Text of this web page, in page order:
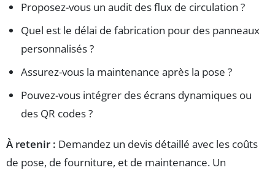
Proposez-vous un audit des flux de circulation ?
Quel est le délai de fabrication pour des panneaux
personnalisés ?
Assurez-vous la maintenance après la pose ?
Pouvez-vous intégrer des écrans dynamiques ou
des QR codes ?
À retenir : Demandez un devis détaillé avec les coûts
de pose, de fourniture, et de maintenance. Un